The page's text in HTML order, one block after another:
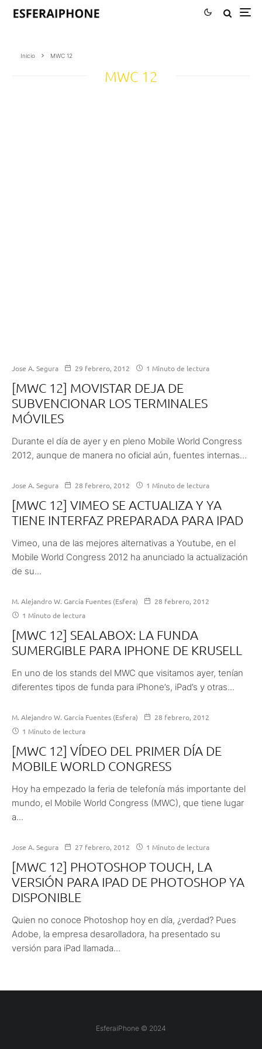
Inicio MWC 12
MWC 12
Jose A. Segura 29 febrero, 2012 1 Minuto de lectura
[MWC 12] MOVISTAR DEJA DE
SUBVENCIONAR LOS TERMINALES
MÓVILES
Durante el día de ayer y en pleno Mobile World Congress
2012, aunque de manera no oficial aún, fuentes internas...
Jose A. Segura 28 febrero, 2012 1 Minuto de lectura
[MWC 12] VIMEO SE ACTUALIZA Y YA
TIENE INTERFAZ PREPARADA PARA IPAD
Vimeo, una de las mejores alternativas a Youtube, en el
Mobile World Congress 2012 ha anunciado la actualización
de su...
M. Alejandro W. García Fuentes (Esfera)
28 febrero, 2012
1 Minuto de lectura
[MWC 12] SEALABOX: LA FUNDA
SUMERGIBLE PARA IPHONE DE KRUSELL
En uno de los stands del MWC que visitamos ayer, tenían
diferentes tipos de funda para iPhone’s, iPad’s y otras...
M. Alejandro W. García Fuentes (Esfera)
28 febrero, 2012
1 Minuto de lectura
[MWC 12] VÍDEO DEL PRIMER DÍA DE
MOBILE WORLD CONGRESS
Hoy ha empezado la feria de telefonía más importante del
mundo, el Mobile World Congress (MWC), que tiene lugar
a...
Jose A. Segura 27 febrero, 2012 1 Minuto de lectura
[MWC 12] PHOTOSHOP TOUCH, LA
VERSIÓN PARA IPAD DE PHOTOSHOP YA
DISPONIBLE
Quien no conoce Photoshop hoy en día, ¿verdad? Pues
Adobe, la empresa desarolladora, ha presentado su
versión para iPad llamada...
EsferaiPhone © 2024